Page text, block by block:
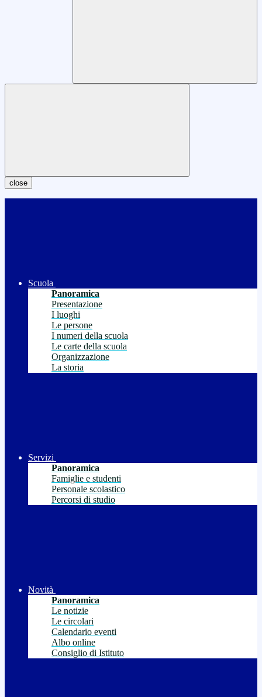
close
Scuola
Panoramica
Presentazione
I luoghi
Le persone
I numeri della scuola
Le carte della scuola
Organizzazione
La storia
Servizi
Panoramica
Famiglie e studenti
Personale scolastico
Percorsi di studio
Novità
Panoramica
Le notizie
Le circolari
Calendario eventi
Albo online
Consiglio di Istituto